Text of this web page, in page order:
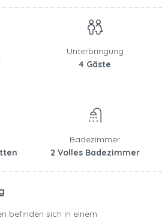
Unterbringung
4 Gäste
Badezimmer
2 Volles Badezimmer
befinden sich in einem